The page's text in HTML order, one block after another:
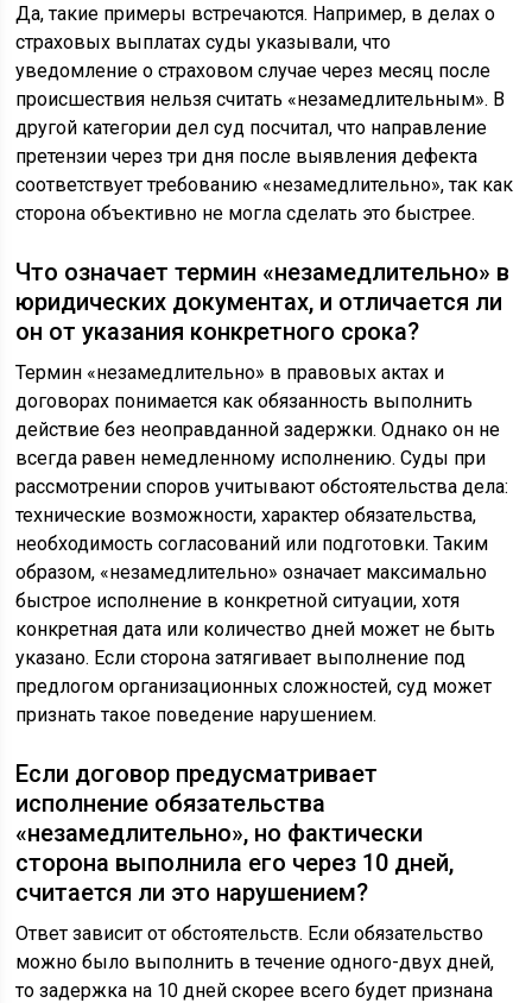
Да, такие примеры встречаются. Например, в делах о
страховых выплатах суды указывали, что
уведомление о страховом случае через месяц после
происшествия нельзя считать «незамедлительным». В
другой категории дел суд посчитал, что направление
претензии через три дня после выявления дефекта
соответствует требованию «незамедлительно», так как
сторона объективно не могла сделать это быстрее.
Что означает термин «незамедлительно» в
юридических документах, и отличается ли
он от указания конкретного срока?
Термин «незамедлительно» в правовых актах и
договорах понимается как обязанность выполнить
действие без неоправданной задержки. Однако он не
всегда равен немедленному исполнению. Суды при
рассмотрении споров учитывают обстоятельства дела:
технические возможности, характер обязательства,
необходимость согласований или подготовки. Таким
образом, «незамедлительно» означает максимально
быстрое исполнение в конкретной ситуации, хотя
конкретная дата или количество дней может не быть
указано. Если сторона затягивает выполнение под
предлогом организационных сложностей, суд может
признать такое поведение нарушением.
Если договор предусматривает
исполнение обязательства
«незамедлительно», но фактически
сторона выполнила его через 10 дней,
считается ли это нарушением?
Ответ зависит от обстоятельств. Если обязательство
можно было выполнить в течение одного-двух дней,
то задержка на 10 дней скорее всего будет признана